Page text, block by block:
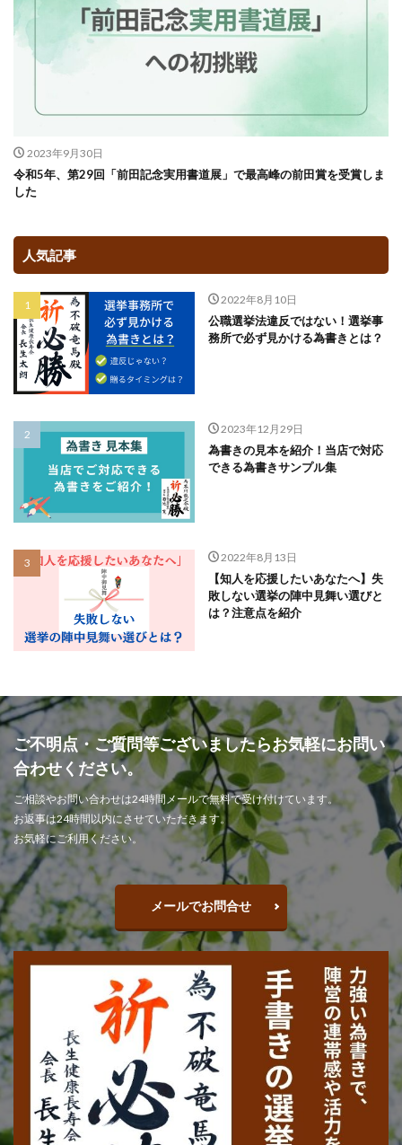
2023年9月30日
令和5年、第29回「前田記念実用書道展」で最高峰の前田賞を受賞しま
した
人気記事
2022年8月10日
公職選挙法違反ではない！選挙事
務所で必ず見かける為書きとは？
2023年12月29日
為書きの見本を紹介！当店で対応
できる為書きサンプル集
2022年8月13日
【知人を応援したいあなたへ】失
敗しない選挙の陣中見舞い選びと
は？注意点を紹介
ご不明点・ご質問等ございましたらお気軽にお問い
合わせください。
ご相談やお問い合わせは24時間メールで無料で受け付けています。
お返事は24時間以内にさせていただきます。
お気軽にご利用ください。
メールでお問合せ